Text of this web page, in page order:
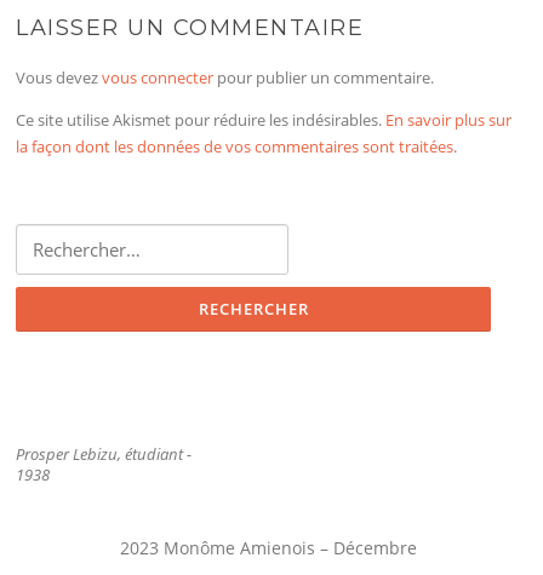
LAISSER UN COMMENTAIRE
Vous devezvous connecter pour publier un commentaire.
Ce site utilise Akismet pour réduire les indésirables. En savoir plus sur
la façon dont les données de vos commentaires sont traitées.
Prosper Lebizu, étudiant -
1938
2023 Monôme Amienois – Décembre